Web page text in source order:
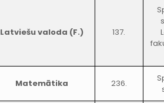
Latviešu valoda (F.) 137.
Matemātika 236.